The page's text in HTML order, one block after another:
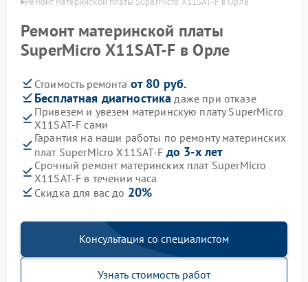
Ремонт материнской платы
SuperMicro X11SAT-F в Орле
Стоимость ремонта от 80 руб.
Бесплатная диагностика даже при отказе
Привезем и увезем материнскую плату SuperMicro
X11SAT-F сами
Гарантия на наши работы по ремонту материнских
плат SuperMicro X11SAT-F до 3-х лет
Срочный ремонт материнских плат SuperMicro
X11SAT-F в течении часа
Скидка для вас до 20%
Консультация со специалистом
Узнать стоимость работ